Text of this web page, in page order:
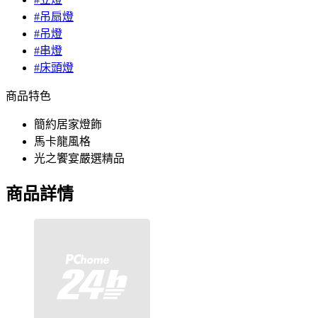
#吊扇燈
#吊燈
#串燈
#床頭燈
商品特色
簡約居家燈飾
馬卡龍風格
光之饗宴嚴選精品
商品詳情